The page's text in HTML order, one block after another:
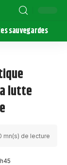
sauvegardes
lutte
mn(s) de lecture